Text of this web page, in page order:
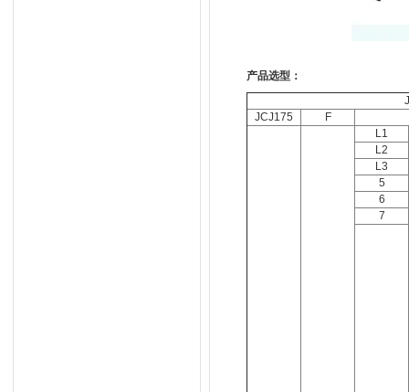
产品选型：
JCJ175
F
L1
L2
L3
5
6
7